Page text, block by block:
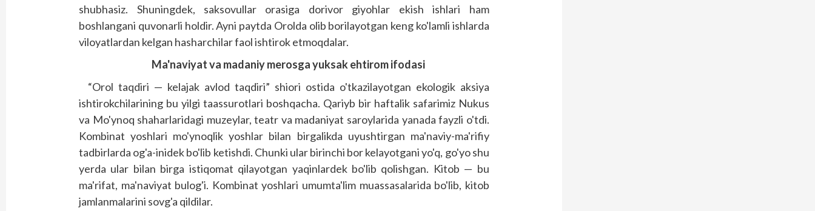
shubhasiz. Shuningdek, saksovullar orasiga dorivor giyohlar ekish ishlari ham
boshlangani quvonarli holdir. Ayni paytda Orolda olib borilayotgan keng ko'lamli ishlarda
viloyatlardan kelgan hasharchilar faol ishtirok etmoqdalar.
Ma'naviyat va madaniy merosga yuksak ehtirom ifodasi
“Orol taqdiri — kelajak avlod taqdiri” shiori ostida o'tkazilayotgan ekologik aksiya
ishtirokchilarining bu yilgi taassurotlari boshqacha. Qariyb bir haftalik safarimiz Nukus
va Mo'ynoq shaharlaridagi muzeylar, teatr va madaniyat saroylarida yanada fayzli o'tdi.
Kombinat yoshlari mo'ynoqlik yoshlar bilan birgalikda uyushtirgan ma'naviy-ma'rifiy
tadbirlarda og'a-inidek bo'lib ketishdi. Chunki ular birinchi bor kelayotgani yo'q, go'yo shu
yerda ular bilan birga istiqomat qilayotgan yaqinlardek bo'lib qolishgan. Kitob — bu
ma'rifat, ma'naviyat bulog'i. Kombinat yoshlari umumta'lim muassasalarida bo'lib, kitob
jamlanmalarini sovg'a qildilar.